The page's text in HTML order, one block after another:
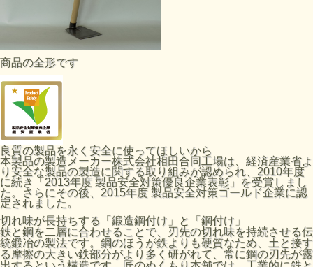
商品の全形です
良質の製品を永く安全に使ってほしいから
本製品の製造メーカー株式会社相田合同工場は、経済産業省よ
り安全な製品の製造に関する取り組みが認められ、2010年度
に続き「2013年度 製品安全対策優良企業表彰」を受賞しまし
た。さらにその後、2015年度 製品安全対策ゴールド企業に認
定されました。
切れ味が長持ちする「鍛造鋼付け」と「鋼付け」
鉄と鋼を二層に合わせることで、刃先の切れ味を持続させる伝
統鍛冶の製法です。鋼のほうが鉄よりも硬質なため、土と接す
る摩擦の大きい鉄部分がより多く研がれて、常に鋼の刃先が露